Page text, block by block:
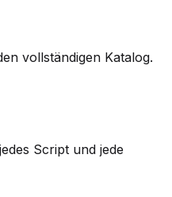
vollständigen Katalog.
Script und jede